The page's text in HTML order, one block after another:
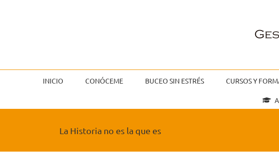
INICIO CONÓCEME BUCEO SIN ESTRÉS CURSOS Y
La Historia no es la que es